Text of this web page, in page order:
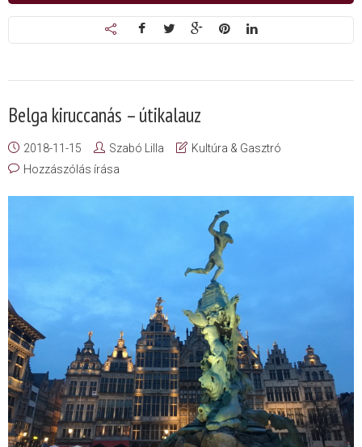
Belga kiruccanás – útikalauz
2018-11-15 Szabó Lilla
Kultúra & Gasztró
Hozzászólás írása